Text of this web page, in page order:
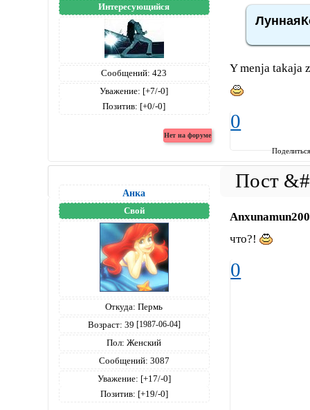
Интересующийся
Сообщений: 423
Уважение: [+7/-0]
Позитив: [+0/-0]
Y menja takaja
0
Анка
Свой
Откуда: Пермь
Возраст: 39 [1987-06-04]
Пол: Женский
Сообщений: 3087
Уважение: [+17/-0]
Позитив: [+19/-0]
что?!
0